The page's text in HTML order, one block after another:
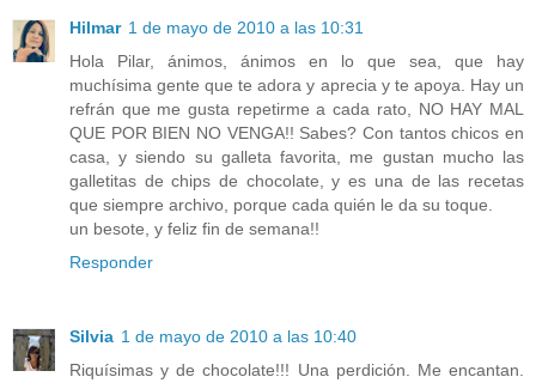
Hilmar 1 de mayo de 2010 a las 10:31
Hola Pilar, ánimos, ánimos en lo que sea, que hay
muchísima gente que te adora y aprecia y te apoya. Hay un
refrán que me gusta repetirme a cada rato, NO HAY MAL
QUE POR BIEN NO VENGA!! Sabes? Con tantos chicos en
casa, y siendo su galleta favorita, me gustan mucho las
galletitas de chips de chocolate, y es una de las recetas
que siempre archivo, porque cada quién le da su toque.
un besote, y feliz fin de semana!!
Responder
Silvia 1 de mayo de 2010 a las 10:40
Riquísimas y de chocolate!!! Una perdición. Me encantan.